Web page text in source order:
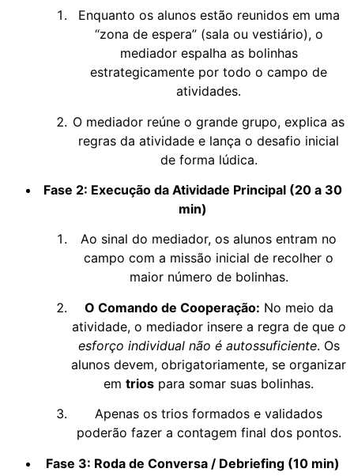
Enquanto os alunos estão reunidos em uma
“zona de espera” (sala ou vestiário), o
mediador espalha as bolinhas
estrategicamente por todo o campo de
atividades.
O mediador reúne o grande grupo, explica as
regras da atividade e lança o desafio inicial
de forma lúdica.
Fase 2: Execução da Atividade Principal (20 a 30
min)
Ao sinal do mediador, os alunos entram no
campo com a missão inicial de recolher o
maior número de bolinhas.
O Comando de Cooperação: No meio da
atividade, o mediador insere a regra de que o
esforço individual não é autossuficiente. Os
alunos devem, obrigatoriamente, se organizar
em trios para somar suas bolinhas.
Apenas os trios formados e validados
poderão fazer a contagem final dos pontos.
Fase 3: Roda de Conversa / Debriefing (10 min)